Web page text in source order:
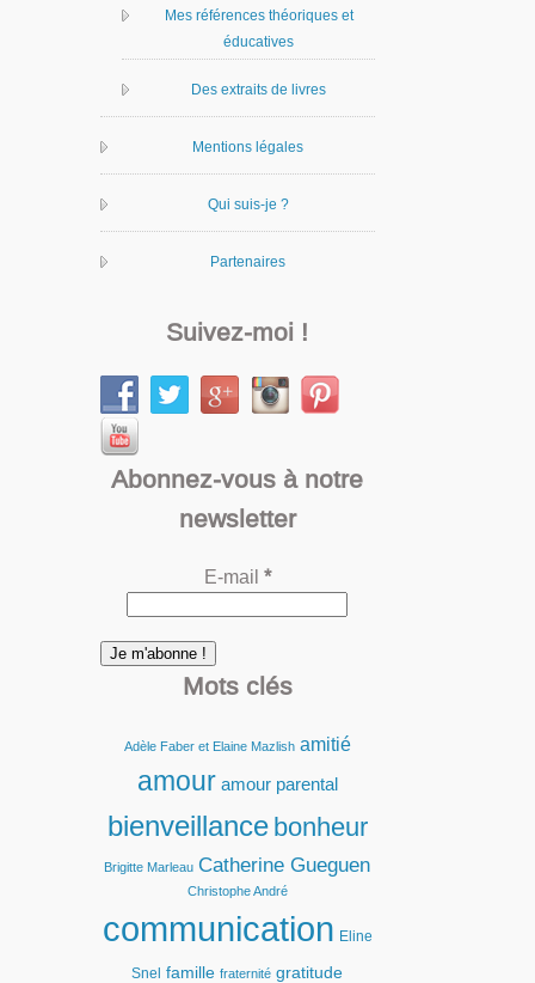
Mes références théoriques et
éducatives
Des extraits de livres
Mentions légales
Qui suis-je ?
Partenaires
Suivez-moi !
Abonnez-vous à notre
newsletter
E-mail *
Mots clés
Adèle Faber et Elaine Mazlish amitié
amour amour parental
bienveillance bonheur
Brigitte Marleau Catherine Gueguen
Christophe André
communication Eline
Snel famille fraternité gratitude